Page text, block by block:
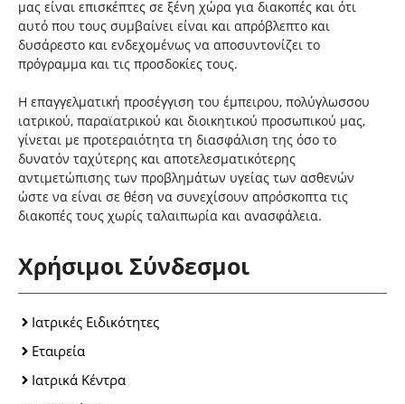
μας είναι επισκέπτες σε ξένη χώρα για διακοπές και ότι
αυτό που τους συμβαίνει είναι και απρόβλεπτο και
δυσάρεστο και ενδεχομένως να αποσυντονίζει το
πρόγραμμα και τις προσδοκίες τους.
Η επαγγελματική προσέγγιση του έμπειρου, πολύγλωσσου
ιατρικού, παραϊατρικού και διοικητικού προσωπικού μας,
γίνεται με προτεραιότητα τη διασφάλιση της όσο το
δυνατόν ταχύτερης και αποτελεσματικότερης
αντιμετώπισης των προβλημάτων υγείας των ασθενών
ώστε να είναι σε θέση να συνεχίσουν απρόσκοπτα τις
διακοπές τους χωρίς ταλαιπωρία και ανασφάλεια.
Χρήσιμοι Σύνδεσμοι
Ιατρικές Ειδικότητες
Εταιρεία
Ιατρικά Κέντρα